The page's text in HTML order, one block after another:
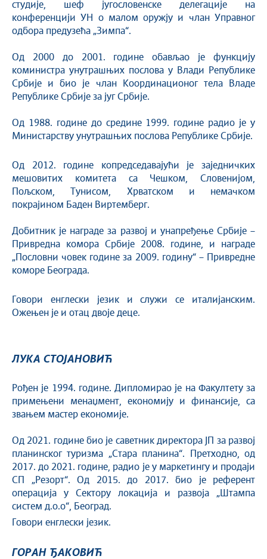
студије, шеф југословенске делегације на
конференцији УН о малом оружју и члан Управног
одбора предузећа „Зимпа“.
Од 2000 до 2001. године обављао је функцију
коминистра унутрашњих послова у Влади Републике
Србије и био је члан Координационог тела Владе
Републике Србије за југ Србије.
Од 1988. године до средине 1999. године радио је у
Министарству унутрашњих послова Републике Србије.
Од 2012. године копредседавајући је заједничких
мешовитих комитета са Чешком, Словенијом,
Пољском, Тунисом, Хрватском и немачком
покрајином Баден Виртемберг.
Добитник је награде за развој и унапређење Србије –
Привредна комора Србије 2008. године, и награде
„Пословни човек године за 2009. годину“ – Привредне
коморе Београда.
Говори енглески језик и служи се италијанским.
Ожењен је и отац двоје деце.
ЛУКА СТОЈАНОВИЋ
Рођен је 1994. године. Дипломирао је на Факултету за
примењени менаџмент, економију и финансије, са
звањем мастер економије.
Од 2021. године био је саветник директора ЈП за развој
планинског туризма „Стара планина“. Претходно, од
2017. до 2021. године, радио је у маркетингу и продаји
СП „Резорт“. Од 2015. до 2017. био је референт
операција у Сектору локација и развоја „Штампа
систем д.о.о“, Београд.
Говори енглески језик.
ГОРАН ЂАКОВИЋ